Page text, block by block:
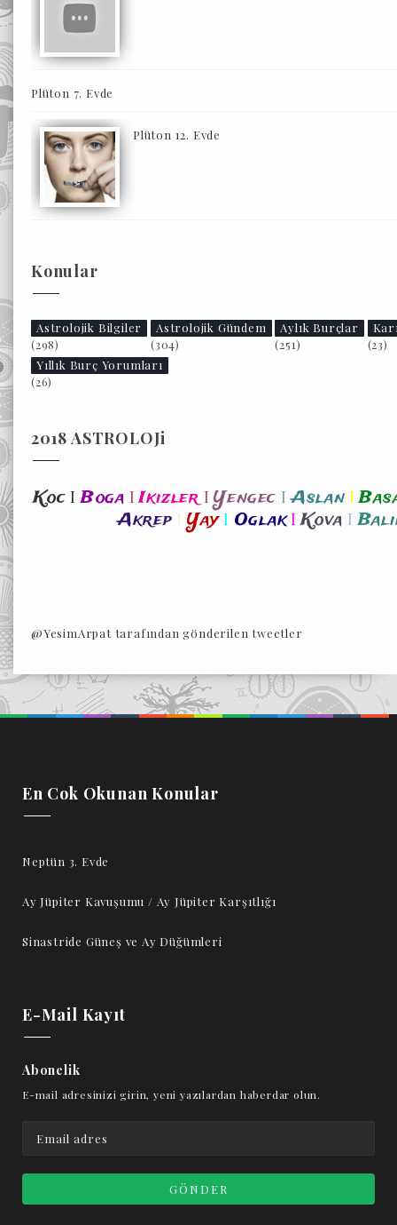
Plüton 7. Evde
Plüton 12. Evde
Konular
Astrolojik Bilgiler
(298)
Astrolojik Gündem
(304)
Aylık Burçlar
(251)
(23)
Yıllık Burç Yorumları
(26)
2018 ASTROLOJi
Koc I Boga I Ikizler I Yengec I Aslan I
Akrep
Yay I Oglak I Kova I
@YesimArpat tarafından gönderilen tweetler
En Cok Okunan Konular
Neptün 3. Evde
Ay Jüpiter Kavuşumu / Ay Jüpiter Karşıtlığı
Sinastride Güneş ve Ay Düğümleri
E-Mail Kayıt
Abonelik
E-mail adresinizi girin, yeni yazılardan haberdar olun.